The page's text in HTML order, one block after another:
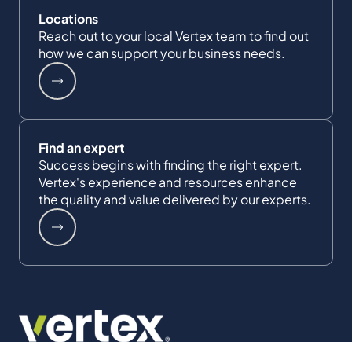
Locations
Reach out to your local Vertex team to find out
how we can support your business needs.
Find an expert
Success begins with finding the right expert.
Vertex's experience and resources enhance
the quality and value delivered by our experts.